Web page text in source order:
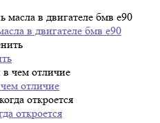
в двигателе бмв е90
отличие
откроется